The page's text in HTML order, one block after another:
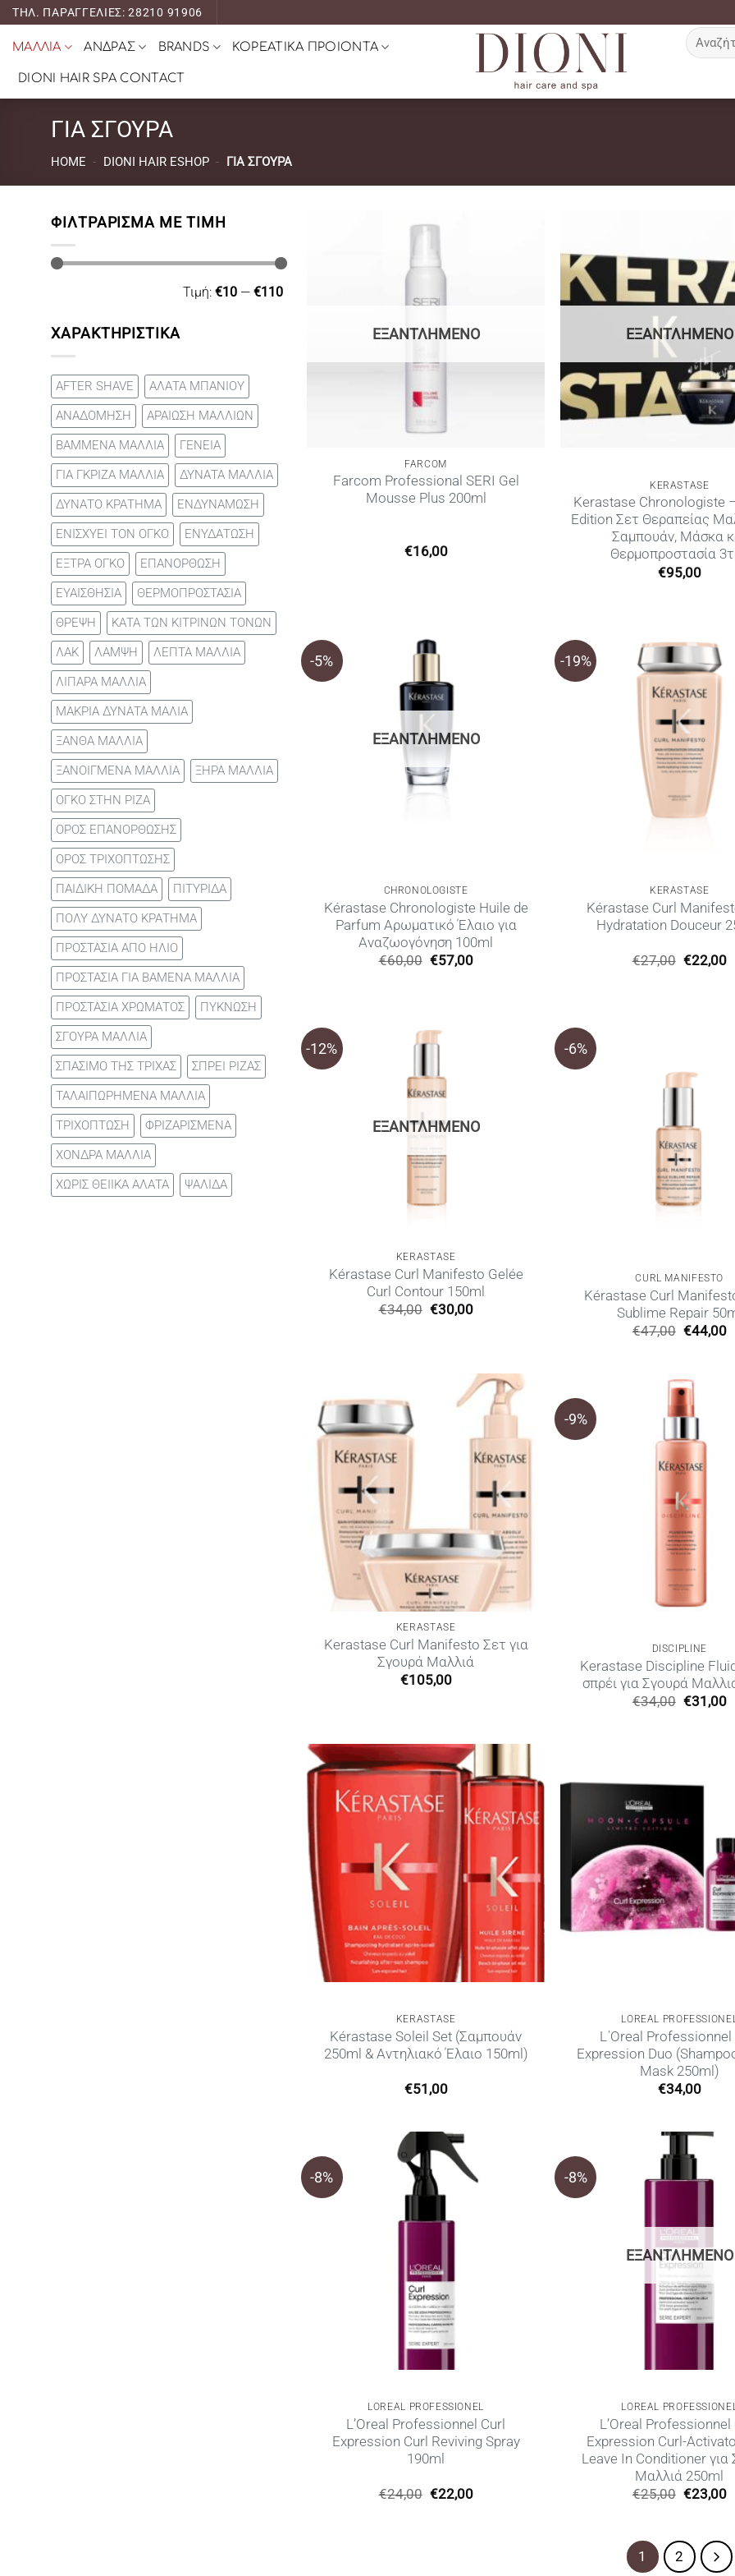
Μετάβαση
ΤΗΛ. ΠΑΡΑΓΓΕΛΙΕΣ: 28210 91906
ΜΑΛΛΙΑ ΑΝΔΡΑΣ BRANDS ΚΟΡΕΑΤΙΚΑ ΠΡΟΙΟΝΤΑ
DIONI HAIR SPA CONTACT
Αναζήτηση
για:
ΓΙΑ ΣΓΟΥΡΑ
HOME - DIONI HAIR ESHOP - ΓΙΑ ΣΓΟΥΡΑ
ΦΙΛΤΡΆΡΙΣΜΑ ΜΕ ΤΙΜΉ
Τιμή: €10— €110
ΧΑΡΑΚΤΗΡΙΣΤΙΚΑ
AFTER SHAVE
ΑΛΑΤΑ ΜΠΑΝΙΟΥ
ΑΝΑΔΟΜΗΣΗ
ΑΡΑΙΩΣΗ ΜΑΛΛΙΩΝ
ΒΑΜΜΕΝΑ ΜΑΛΛΙΑ
ΓΕΝΕΙΑ
ΓΙΑ ΓΚΡΙΖΑ ΜΑΛΛΙΑ
ΔΥΝΑΤΑ ΜΑΛΛΙΑ
ΔΥΝΑΤΟ ΚΡΑΤΗΜΑ
ΕΝΔΥΝΑΜΩΣΗ
ΕΝΙΣΧΥΕΙ ΤΟΝ ΟΓΚΟ
ΕΝΥΔΑΤΩΣΗ
ΕΞΤΡΑ ΟΓΚΟ
ΕΠΑΝΟΡΘΩΣΗ
ΕΥΑΙΣΘΗΣΙΑ
ΘΕΡΜΟΠΡΟΣΤΑΣΙΑ
ΘΡΕΨΗ
ΚΑΤΑ ΤΩΝ ΚΙΤΡΙΝΩΝ ΤΟΝΩΝ
ΛΑΚ
ΛΑΜΨΗ
ΛΕΠΤΑ ΜΑΛΛΙΑ
ΛΙΠΑΡΑ ΜΑΛΛΙΑ
ΜΑΚΡΙΑ ΔΥΝΑΤΑ ΜΑΛΙΑ
ΞΑΝΘΑ ΜΑΛΛΙΑ
ΞΑΝΟΙΓΜΕΝΑ ΜΑΛΛΙΑ
ΞΗΡΑ ΜΑΛΛΙΑ
ΟΓΚΟ ΣΤΗΝ ΡΙΖΑ
ΟΡΟΣ ΕΠΑΝΟΡΘΩΣΗΣ
ΟΡΟΣ ΤΡΙΧΟΠΤΩΣΗΣ
ΠΑΙΔΙΚΗ ΠΟΜΑΔΑ
ΠΙΤΥΡΙΔΑ
ΠΟΛΥ ΔΥΝΑΤΟ ΚΡΑΤΗΜΑ
ΠΡΟΣΤΑΣΙΑ ΑΠΟ ΗΛΙΟ
ΠΡΟΣΤΑΣΙΑ ΓΙΑ ΒΑΜΕΝΑ ΜΑΛΛΙΑ
ΠΡΟΣΤΑΣΙΑ ΧΡΩΜΑΤΟΣ
ΠΥΚΝΩΣΗ
ΣΓΟΥΡΑ ΜΑΛΛΙΑ
ΣΠΑΣΙΜΟ ΤΗΣ ΤΡΙΧΑΣ
ΣΠΡΕΙ ΡΙΖΑΣ
ΤΑΛΑΙΠΩΡΗΜΕΝΑ ΜΑΛΛΙΑ
ΤΡΙΧΟΠΤΩΣΗ
ΦΡΙΖΑΡΙΣΜΕΝΑ
ΧΟΝΔΡΑ ΜΑΛΛΙΑ
ΧΩΡΙΣ ΘΕΙΙΚΑ ΑΛΑΤΑ
ΨΑΛΙΔΑ
ΕΞΑΝΤΛΗΜΈΝΟ
FARCOM
Farcom Professional SERI Gel
Mousse Plus 200ml
€16,00
ΕΞΑΝΤΛΗΜΈΝΟ
KERASTASE
Kerastase Chronologiste
Edition Σετ Θεραπείας
Σαμπουάν, Μάσκα
Θερμοπροστασία
€95,00
-5%
ΕΞΑΝΤΛΗΜΈΝΟ
CHRONOLOGISTE
Kérastase Chronologiste Huile de
Parfum Αρωματικό Έλαιο για
Αναζωογόνηση 100ml
€60,00 Original
€57,00Η
-19%
KERASTASE
Kérastase Curl
Hydratation Douceur
€27,00 Original
€22,00Η
-12%
ΕΞΑΝΤΛΗΜΈΝΟ
KERASTASE
Kérastase Curl Manifesto Gelée
Curl Contour 150ml
€34,00 Original
€30,00Η
-6%
CURL MANIFESTO
Kérastase Curl
Sublime Repair
€47,00 Original
€44,00Η
KERASTASE
Kerastase Curl Manifesto Σετ για
Σγουρά Μαλλιά
€105,00
-9%
DISCIPLINE
Kerastase Discipline
σπρέι για Σγουρά
€34,00 Original
€31,00Η
KERASTASE
Kérastase Soleil Set (Σαμπουάν
250ml & Αντηλιακό Έλαιο 150ml)
€51,00
LOREAL
L΄Oreal Professionnel
Expression Duo
Mask 250ml)
€34,00
-8%
LOREAL PROFESSIONEL
L’Oreal Professionnel Curl
Expression Curl Reviving Spray
190ml
€24,00 Original
€22,00Η
-8%
ΕΞΑΝΤΛΗΜΈΝΟ
LOREAL
L’Oreal Professionnel
Expression Curl-
Leave In Conditioner για
Μαλλιά 250ml
€25,00 Original
€23,00Η
1 2